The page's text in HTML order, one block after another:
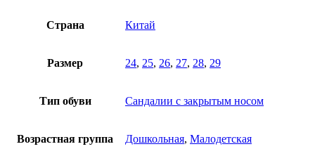
Страна Китай
Размер 24, 25, 26, 27, 28, 29
Тип обуви Сандалии с закрытым носом
Возрастная группа Дошкольная, Малодетская